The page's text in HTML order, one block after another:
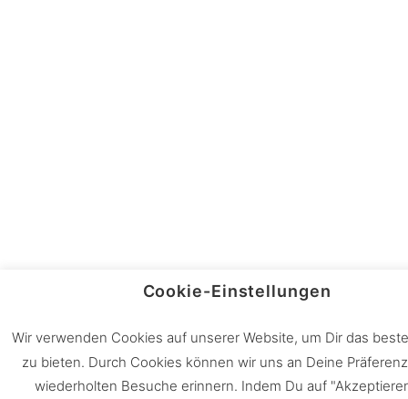
Cookie-Einstellungen
Wir verwenden Cookies auf unserer Website, um Dir das
zu bieten. Durch Cookies können wir uns an Deine
wiederholten Besuche erinnern. Indem Du auf